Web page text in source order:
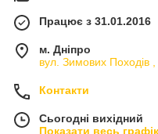
Працює з 31.01.2016
м. Дніпро
вул. Зимових Походiв
Контакти
Сьогодні вихідний
Показати весь